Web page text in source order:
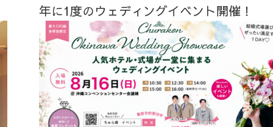
年に1度のウェディングイベント開催！